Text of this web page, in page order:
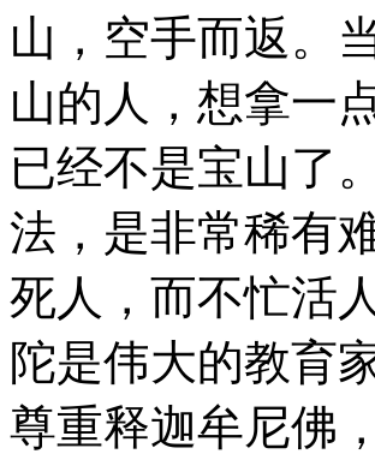
山，空手而返。
山的人，想拿一
已经不是宝山了
法，是非常稀有
死人，而不忙活
陀是伟大的教育
尊重释迦牟尼佛